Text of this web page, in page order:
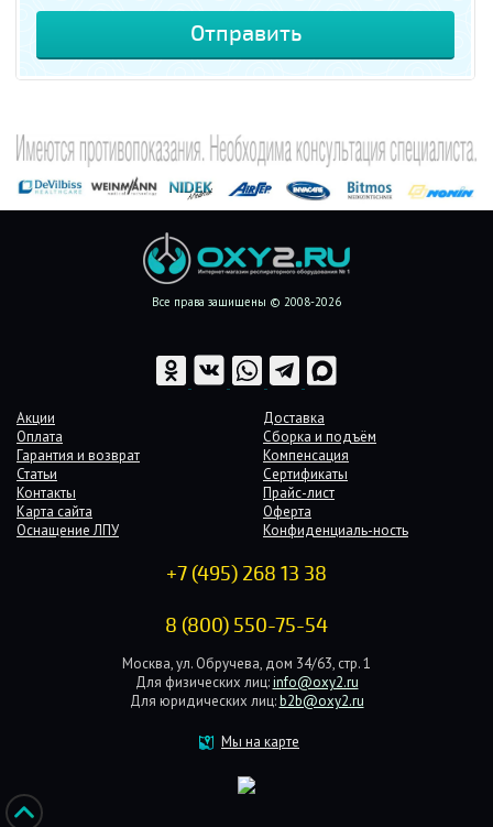
Все права защищены © 2008-2026
Акции
Доставка
Оплата
Сборка и подъём
Гарантия и возврат
Компенсация
Статьи
Сертификаты
Контакты
Прайс-лист
Карта сайта
Оферта
Оснащение ЛПУ
Конфиденциаль-ность
+7 (495) 268 13 38
8 (800) 550-75-54
Москва, ул. Обручева, дом 34/63, стр. 1
Для физических лиц: info@oxy2.ru
Для юридических лиц: b2b@oxy2.ru
Мы на карте